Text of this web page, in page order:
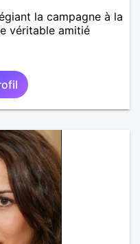
la campagne à la
véritable amitié